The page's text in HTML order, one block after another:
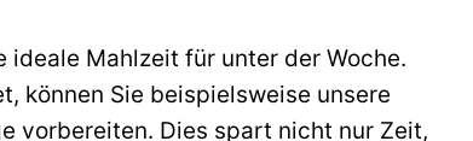
Mahlzeit für unter der Woche.
können Sie beispielsweise unsere
vorbereiten. Dies spart nicht nur Zeit,